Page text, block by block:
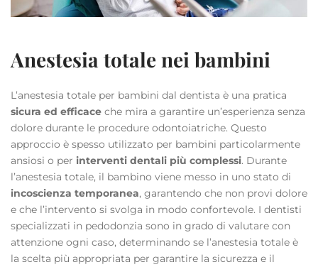
Anestesia totale nei bambini
L’anestesia totale per bambini dal dentista è una pratica
sicura ed efficace che mira a garantire un’esperienza senza
dolore durante le procedure odontoiatriche. Questo
approccio è spesso utilizzato per bambini particolarmente
ansiosi o per interventi dentali più complessi. Durante
l’anestesia totale, il bambino viene messo in uno stato di
incoscienza temporanea, garantendo che non provi dolore
e che l’intervento si svolga in modo confortevole. I dentisti
specializzati in pedodonzia sono in grado di valutare con
attenzione ogni caso, determinando se l’anestesia totale è
la scelta più appropriata per garantire la sicurezza e il